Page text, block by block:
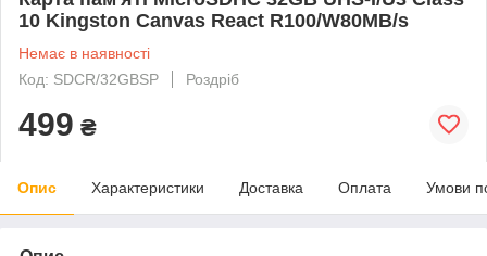
10 Kingston Canvas React R100/W80MB/s
Немає в наявності
Код: SDCR/32GBSP
Роздріб
499 ₴
Опис Характеристики Доставка Оплата Умови